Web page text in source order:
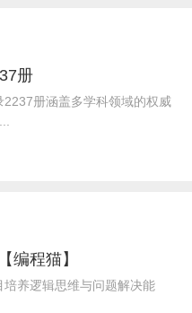
册
册涵盖多学科领域的权威
编程猫】
养逻辑思维与问题解决能